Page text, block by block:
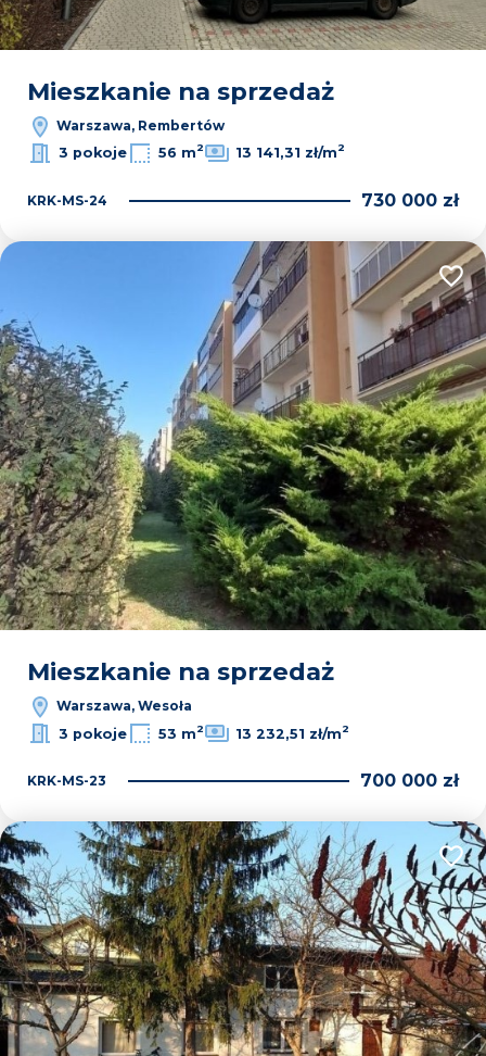
Mieszkanie na sprzedaż
Warszawa, Rembertów
3 pokoje
56 m2 13 141,31 zł/m2
KRK-MS-24 730 000 zł
Mieszkanie na sprzedaż
Warszawa, Wesoła
3 pokoje
53 m2 13 232,51 zł/m2
KRK-MS-23 700 000 zł